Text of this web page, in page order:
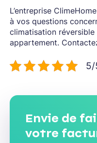
L’entreprise
à vos questions
climatisation
appartement.
5/
Envie de
votre